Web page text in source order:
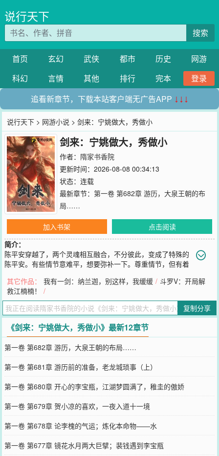
说行天下
搜索
首页 玄幻 武侠 都市 历史
网游
科幻
言情 其他 排行 完本
登录
追看新章节，下载本站客户端无广告APP ↓↓↓
说行天下 > 网游小说 > 剑来：宁姚做大，秀做小
剑来：宁姚做大，秀做小
作者： 隋家书香院
更新时间：2026-08-08 00:34:13
状态：连载
最新章节： 第一卷 第682章 游历，大泉王朝的布
局……
加入书架
点击阅读
简介：
陈平安穿越了，两个灵魂相互融合，不分彼此，变成了特殊的
陈平安。有些情节意难平，想要弥补一下。尊重情节，但有着
陈平安的性格也会发生改变，除了原本的心性之外，还多了几分杀伐
果断。女主也不指宁姚，大家可以闲着没事看一看，有些意难平的事
情，我回去先填补。资深原著党不要喷啊，或者是轻点喷。
您要是觉得《剑来：宁姚做大，秀做小》还不错的话请不要忘记向您
QQ群和微博微信里的朋友推荐哦！
其它作品： 我有一剑：纳兰迦，别这样，我缓缓 / 斗罗V：开局解
救江楠楠！
/
复制分享
《剑来：宁姚做大，秀做小》最新12章节
第一卷 第682章 游历，大泉王朝的布局……
第一卷 第681章 游历前的准备，老龙城琐事（上）
第一卷 第680章 开心的李宝瓶，江湖梦圆满了，稚圭的傲娇
第一卷 第679章 贺小凉的喜欢，一夜入道十一境
第一卷 第678章 论李槐的气运；炼化本命物——水
第一卷 第677章 镜花水月两大巨擘；裴钱遇到李宝瓶